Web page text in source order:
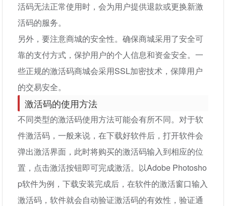
活码无法正常使用时，会为用户提供退款或更换新激
活码的服务。
另外，要注意商城的安全性。确保商城采用了安全可
靠的支付方式，保护用户的个人信息和资金安全。一
些正规的激活码商城会采用SSL加密技术，保障用户
的交易安全。
激活码的使用方法
不同类型的激活码使用方法可能会有所不同。对于软
件激活码，一般来说，在下载好软件后，打开软件会
弹出激活界面，此时将购买的激活码输入到相应的位
置，点击激活按钮即可完成激活。以Adobe Photosho
p软件为例，下载安装完成后，在软件的激活窗口输入
激活码，软件就会自动验证激活码的有效性，验证通